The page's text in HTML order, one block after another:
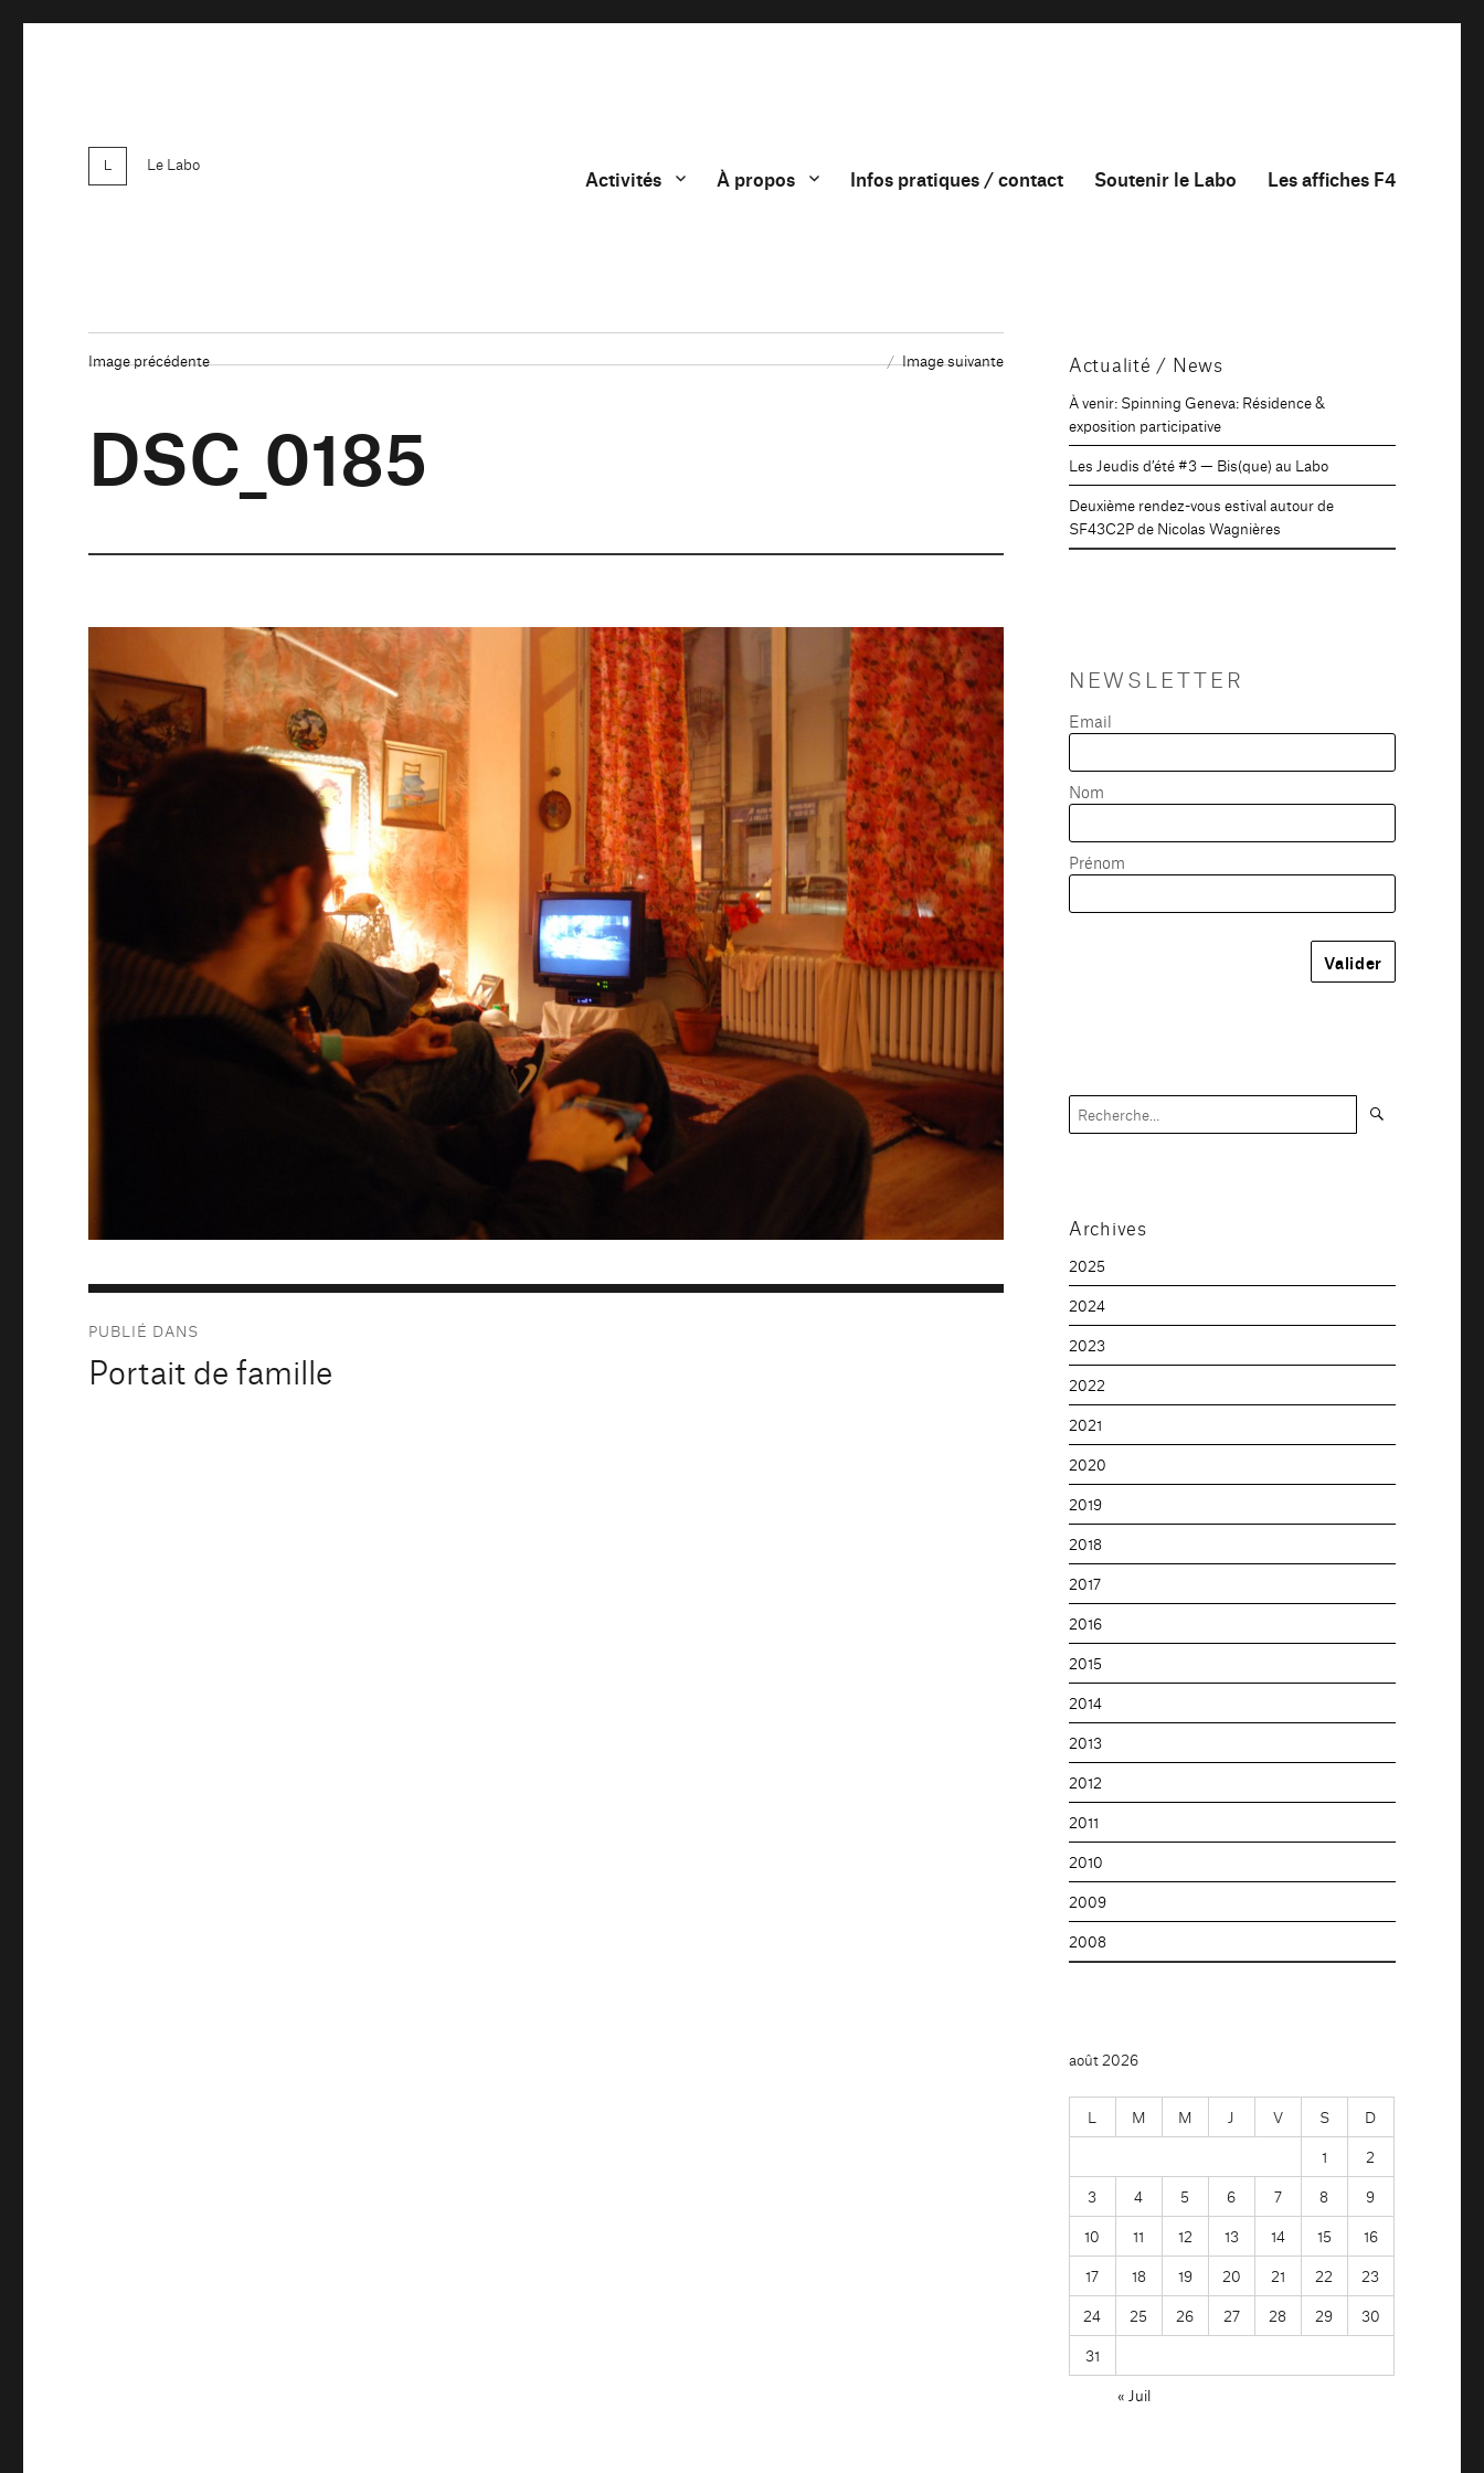
Le Labo
Activités À propos Infos pratiques / contact Soutenir le Labo Les affiches F4
Image précédente Image suivante
DSC_0185
de
PUBLIÉ DANS
Portait de famille
Actualité / News
À venir: Spinning Geneva: Résidence &
exposition participative
Les Jeudis d’été #3 — Bis(que) au Labo
Deuxième rendez-vous estival autour de
SF43C2P de Nicolas Wagnières
NEWSLETTER
Email
Nom
Prénom
Recherche
pour :
Archives
2025
2024
2023
2022
2021
2020
2019
2018
2017
2016
2015
2014
2013
2012
2011
2010
2009
2008
août 2026
L M M J V S
D
1
2
3
4 5 6 7 8
9
10
11 12 13 14 15
16
17
18 19 20 21 22
23
24
25 26 27 28 29
30
31
« Juil